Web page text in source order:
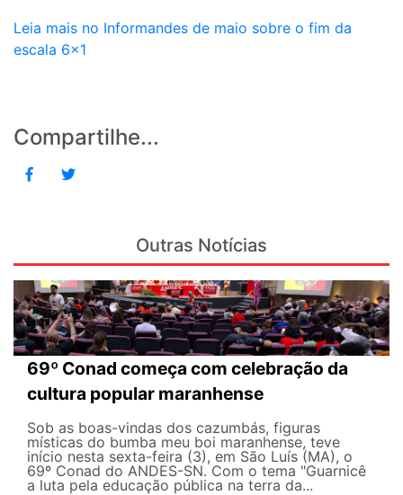
Leia mais no Informandes de maio sobre o fim da
escala 6x1
Compartilhe...
Outras Notícias
69º Conad começa com celebração da
cultura popular maranhense
Sob as boas-vindas dos cazumbás, figuras
místicas do bumba meu boi maranhense, teve
início nesta sexta-feira (3), em São Luís (MA), o
69º Conad do ANDES-SN. Com o tema "Guarnicê
a luta pela educação pública na terra da...